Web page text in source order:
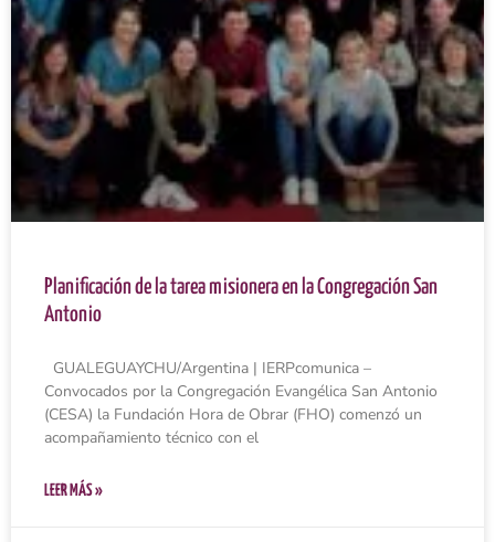
Planificación de la tarea misionera en la Congregación San
Antonio
GUALEGUAYCHU/Argentina | IERPcomunica –
Convocados por la Congregación Evangélica San Antonio
(CESA) la Fundación Hora de Obrar (FHO) comenzó un
acompañamiento técnico con el
LEER MÁS »